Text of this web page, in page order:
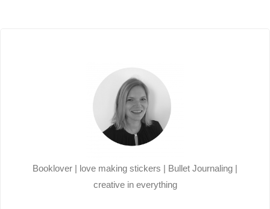
Booklover | love making stickers | Bullet Journaling |
creative in everything